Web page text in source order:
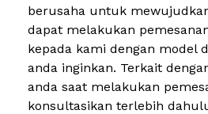
berusaha untuk
dapat melakukan
kepada kami dengan model
anda inginkan. Terkait
anda saat melakukan
konsultasikan terlebih